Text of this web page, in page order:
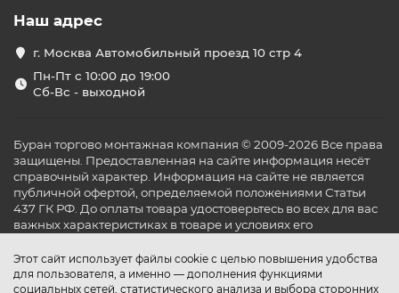
Этот сайт использует файлы cookie с целью повышения удобства
для пользователя, а именно — дополнения функциями
социальных сетей, статистического анализа и выбора сторонних
Наш адрес
г. Москва Автомобильный проезд 10 стр 4
Пн-Пт с 10:00 до 19:00
Сб-Вс - выходной
Буран торгово монтажная компания © 2009-2026 Все права
защищены. Предоставленная на сайте информация несёт
справочный характер. Информация на сайте не является
публичной офертой, определяемой положениями Статьи
437 ГК РФ. До оплаты товара удостоверьтесь во всех для вас
важных характеристиках в товаре и условиях его